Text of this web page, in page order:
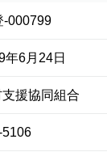
-000799
年6月24日
支援協同組合